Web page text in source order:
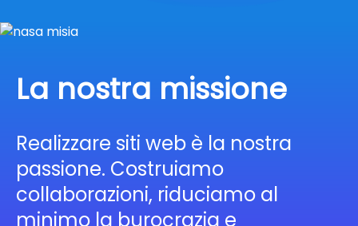
La nostra missione
Realizzare siti web è la nostra
passione. Costruiamo
collaborazioni, riduciamo al
minimo la burocrazia e